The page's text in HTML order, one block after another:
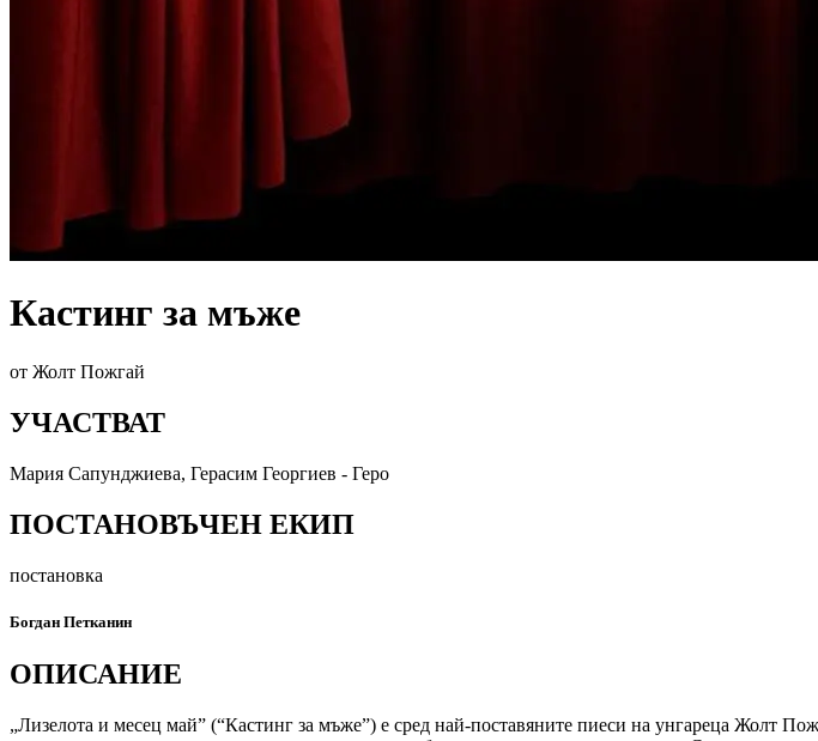
Кастинг за мъже
от Жолт Пожгай
УЧАСТВАТ
Мария Сапунджиева, Герасим Георгиев - Геро
ПОСТАНОВЪЧЕН ЕКИП
постановка
Богдан Петканин
ОПИСАНИЕ
„Лизелота и месец май” (“Кастинг за мъже”) е сред най-поставяните пиеси на унгареца Жолт